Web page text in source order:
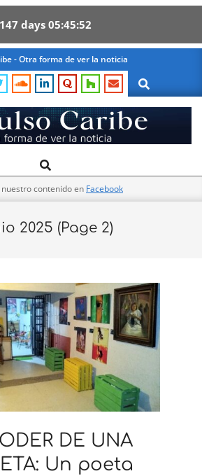
147 days 05 45 50
- Otra forma de ver la noticia
Search
Search
contenido en Facebook
2025 (Page 2)
DE UNA
Un poeta